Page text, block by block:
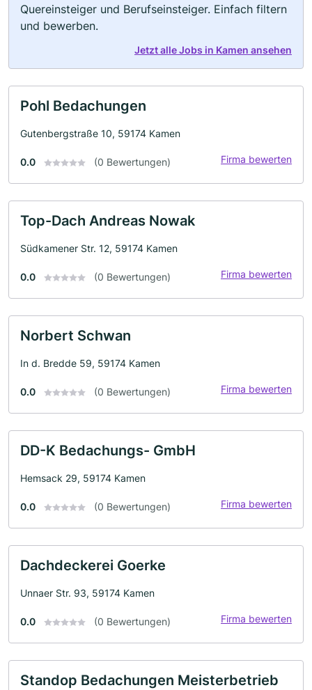
Quereinsteiger und Berufseinsteiger. Einfach filtern
und bewerben.
Jetzt alle Jobs in Kamen ansehen
Pohl Bedachungen
Gutenbergstraße 10, 59174 Kamen
0.0 (0 Bewertungen) Firma bewerten
Top-Dach Andreas Nowak
Südkamener Str. 12, 59174 Kamen
0.0 (0 Bewertungen) Firma bewerten
Norbert Schwan
In d. Bredde 59, 59174 Kamen
0.0 (0 Bewertungen) Firma bewerten
DD-K Bedachungs- GmbH
Hemsack 29, 59174 Kamen
0.0 (0 Bewertungen) Firma bewerten
Dachdeckerei Goerke
Unnaer Str. 93, 59174 Kamen
0.0 (0 Bewertungen) Firma bewerten
Standop Bedachungen Meisterbetrieb